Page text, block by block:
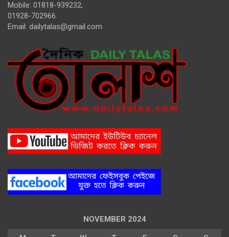
Mobile: 01818-939232,
01928-702966.
Email: dailytalas@gmail.com
NOVEMBER 2024